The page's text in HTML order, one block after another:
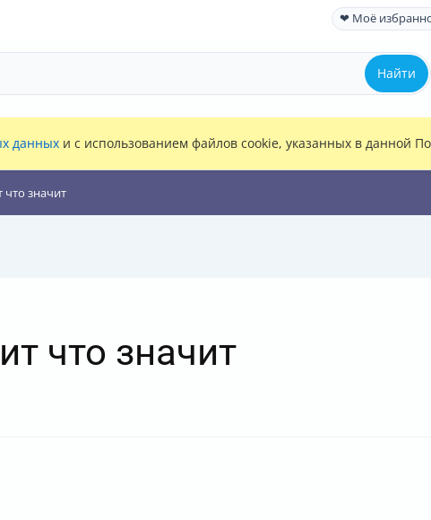
❤ Моё
Найти
данных и с использованием файлов cookie, указанных в данной
что значит
что значит